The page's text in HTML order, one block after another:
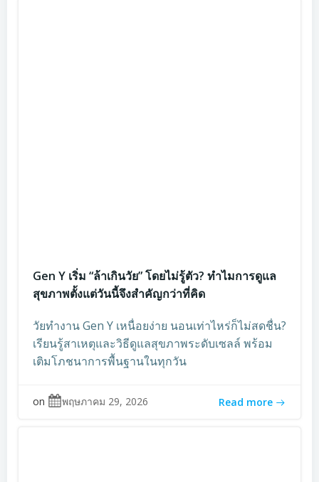
Gen Y เริ่ม “ล้าเกินวัย” โดยไม่รู้ตัว? ทำไมการดูแล
สุขภาพตั้งแต่วันนี้จึงสำคัญกว่าที่คิด
วัยทำงาน Gen Y เหนื่อยง่าย นอนเท่าไหร่ก็ไม่สดชื่น?
เรียนรู้สาเหตุและวิธีดูแลสุขภาพระดับเซลล์ พร้อม
เติมโภชนาการพื้นฐานในทุกวัน
on พฤษภาคม 29, 2026 Read more